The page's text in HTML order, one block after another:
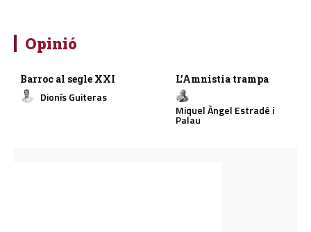
Opinió
Barroc al segle XXI
Dionís Guiteras
L’Amnistia trampa
Miquel Àngel Estradé i
Palau